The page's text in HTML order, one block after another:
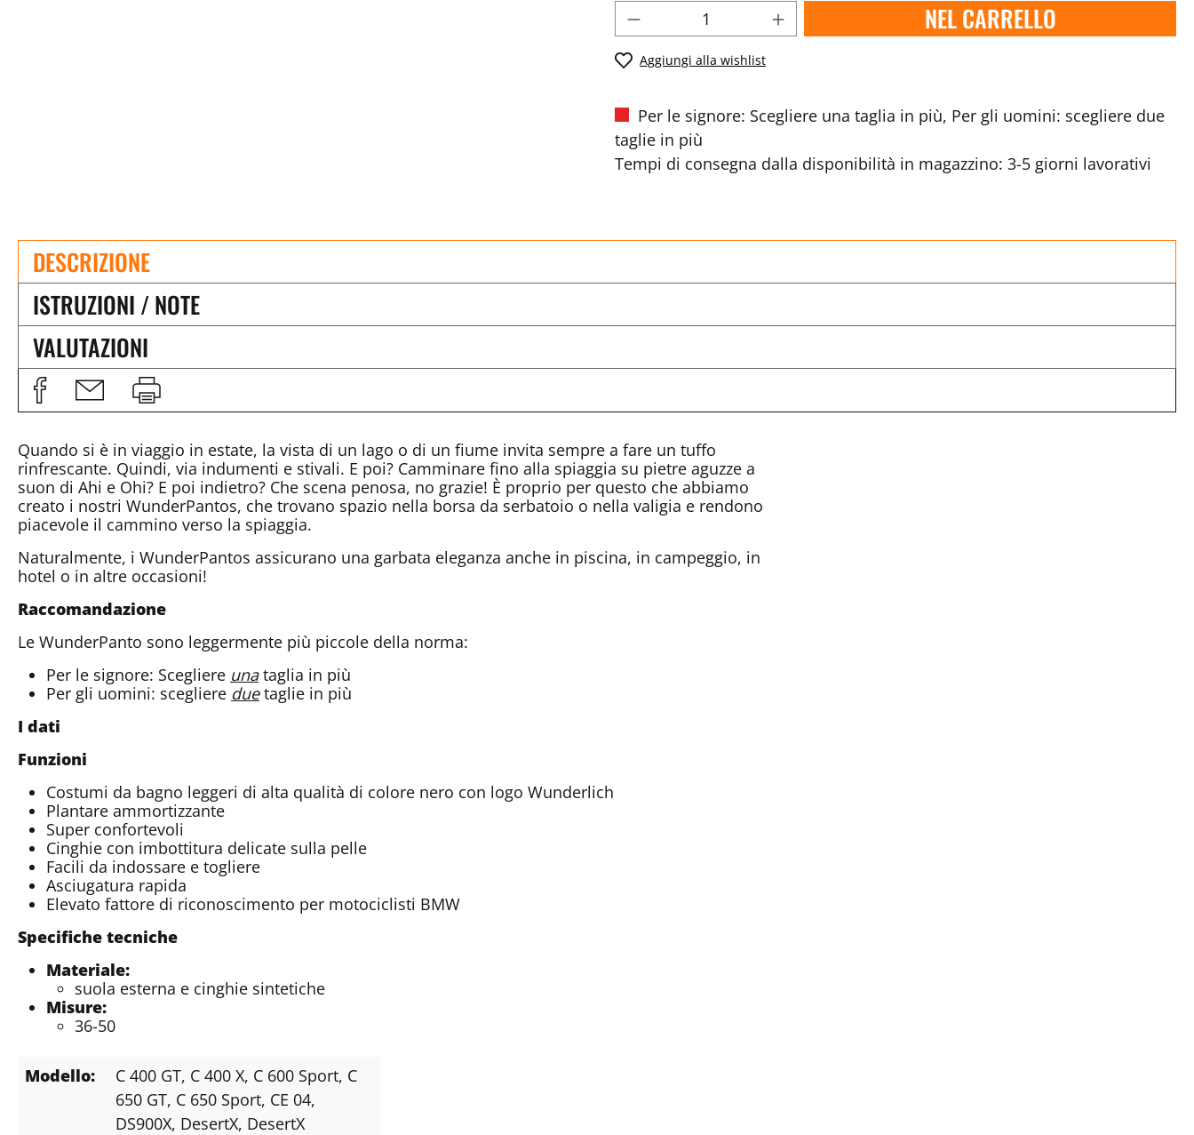
NEL CARRELLO
Aggiungi alla wishlist
Per le signore: Scegliere una taglia in più, Per gli uomini: scegliere due
taglie in più
Tempi di consegna dalla disponibilità in magazzino: 3-5 giorni lavorativi
DESCRIZIONE
ISTRUZIONI / NOTE
VALUTAZIONI
Quando si è in viaggio in estate, la vista di un lago o di un fiume invita sempre a fare un tuffo
rinfrescante. Quindi, via indumenti e stivali. E poi? Camminare fino alla spiaggia su pietre aguzze a
suon di Ahi e Ohi? E poi indietro? Che scena penosa, no grazie! È proprio per questo che abbiamo
creato i nostri WunderPantos, che trovano spazio nella borsa da serbatoio o nella valigia e rendono
piacevole il cammino verso la spiaggia.
Naturalmente, i WunderPantos assicurano una garbata eleganza anche in piscina, in campeggio, in
hotel o in altre occasioni!
Raccomandazione
Le WunderPanto sono leggermente più piccole della norma:
Per le signore: Scegliere unataglia in più
Per gli uomini: scegliere duetaglie in più
I dati
Funzioni
Costumi da bagno leggeri di alta qualità di colore nero con logo Wunderlich
Plantare ammortizzante
Super confortevoli
Cinghie con imbottitura delicate sulla pelle
Facili da indossare e togliere
Asciugatura rapida
Elevato fattore di riconoscimento per motociclisti BMW
Specifiche tecniche
Materiale:
suola esterna e cinghie sintetiche
Misure:
36-50
Modello: C 400 GT, C 400 X, C 600 Sport, C
650 GT, C 650 Sport, CE 04,
DS900X, DesertX, DesertX